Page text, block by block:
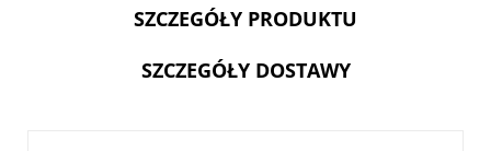
SZCZEGÓŁY PRODUKTU
SZCZEGÓŁY DOSTAWY